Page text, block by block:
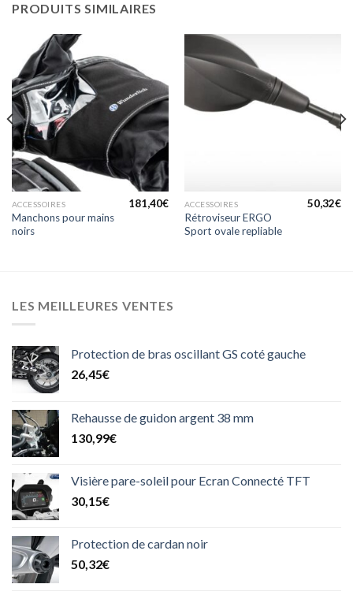
PRODUITS SIMILAIRES
ACCESSOIRES
Manchons pour mains
noirs
181,40€ ACCESSOIRES
Rétroviseur ERGO
Sport ovale repliable
50,32€
LES MEILLEURES VENTES
Protection de bras oscillant GS coté gauche
26,45€
Rehausse de guidon argent 38 mm
130,99€
Visière pare-soleil pour Ecran Connecté TFT
30,15€
Protection de cardan noir
50,32€